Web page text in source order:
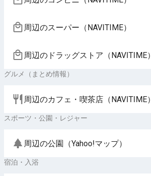
周辺のスーパー（NAVITIME）
周辺のドラッグストア（NAVITIME）
グルメ（まとめ情報）
周辺のカフェ・喫茶店（NAVITIME）
スポーツ・公園・レジャー
周辺の公園（Yahoo!マップ）
宿泊・入浴